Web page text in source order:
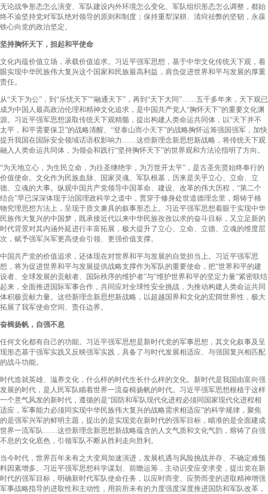
无论战争形态怎么演变、军队建设内外环境怎么变化、军队组织形态怎么调整，都始
终不渝坚持党对军队绝对领导的原则和制度；保持重犁深耕、清疴祛弊的坚韧，永葆
铁心向党的政治坚定。
坚持胸怀天下，担起和平使命
文化内蕴价值立场，承载价值追求。习近平强军思想，基于中华文化传统天下观，着
眼实现中华民族伟大复兴这个国家和民族最高利益，肩负促进世界和平与发展的厚重
责任。
从“天下为公”，到“乐忧天下”“融通天下”，再到“天下大同”……五千多年来，天下观已
成为中国人最高政治伦理和精神文化追求，是中国共产党人“胸怀天下”的重要文化渊
源。习近平强军思想汲取传统天下观精髓，提出构建人类命运共同体，以“天下并不
太平，和平需要保卫”的战略清醒、“登泰山而小天下”的战略胸怀运筹强国强军，加快
提升我国在国际安全领域话语权影响力……这些新理念新思想新战略，将传统天下观
融入人类命运共同体，为领会和践行“坚持胸怀天下”的世界观和方法论指明了方向。
“为天地立心，为生民立命，为往圣继绝学，为万世开太平”，是古圣先贤始终奉行的
价值使命。文化作为民族血脉、国家灵魂、军队根基，历来是关乎立心、立命、立
德、立魂的大事。纵观中国共产党领导中国革命、建设、改革的伟大历程，“第二个
结合”早已深深体现于治国理政科学之道中，贯穿于修身处世道德理念里，熔铸于格
物究理思想方法上，呈现于质文兼具的叙事形态上。习近平强军思想着眼于实现中华
民族伟大复兴的中国梦，既承接近代以来中华民族孜孜以求的奋斗目标，又立足新的
时代背景对其内涵外延进行丰富拓展，极大提升了立心、立命、立德、立魂的维度层
次，赋予强军兴军更高使命引领、更强价值支撑。
中国共产党的价值追求，还体现在对世界和平与发展的自觉担当上。习近平强军思
想，将为促进世界和平与发展提供战略支撑作为军队的重要使命，把“世界和平的建
设者、全球发展的贡献者、国际秩序的维护者”与“维护世界和平的坚定力量”紧密联结
起来，全面推进国际军事合作，共同应对全球性安全挑战，为推动构建人类命运共同
体积极贡献力量。这些新理念新思想新战略，以超越国界和文化的宏阔世界性，极大
拓展了我军使命空间、责任边界。
奋楫扬帆，自强不息
任何文化都有自己的功能。习近平强军思想是新时代党的军事思想，其文化叙事及呈
现形态基于强军实践又反映强军实践，具备了与时代发展相适应、与强国复兴相匹配
的战斗功能。
时代造就英雄、滋养文化，什么样的时代生长什么样的文化。新时代是我国由富向强
发展的时代，是人民军队瞄着世界一流奋楫扬帆的时代。习近平强军思想根植于这样
一个意气风发的新时代，遵循的是“国防和军队现代化进程必须同国家现代化进程相
适应，军事能力必须同实现中华民族伟大复兴的战略需求相适应”的科学规律，聚焦
的是强军兴军的鲜明主题，提出的是实现党在新时代的强军目标，瞄准的是全面建成
世界一流军队……这些新理念新思想新战略蕴含的人文气质和文化气韵，熔铸了自强
不息的文化底色，引领军队不断从胜利走向胜利。
当今时代，世界百年未有之大变局加速演进，发展机遇与风险挑战并存、不确定难预
料因素增多。习近平强军思想科学谋划、前瞻运筹，主动识变应变求变，提出党在新
时代的强军目标，明确新时代军队使命任务，以应时而变、应势而变的进取精神增强
军事战略指导的进取性和主动性，用前所未有的力度强度深度推进国防和军队改革，